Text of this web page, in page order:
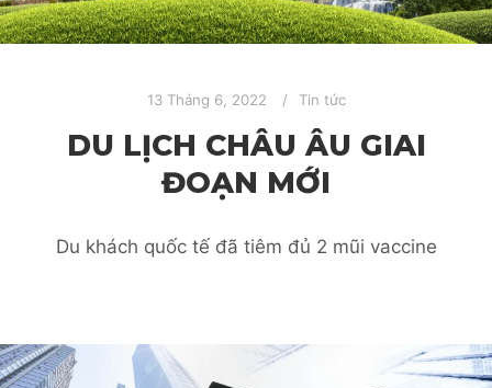
13 Tháng 6, 2022 Tin tức
DU LỊCH CHÂU ÂU GIAI
ĐOẠN MỚI
Du khách quốc tế đã tiêm đủ 2 mũi vaccine